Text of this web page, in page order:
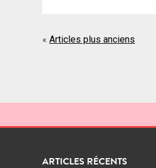
Navigation
Articles plus anciens
ARTICLES RÉCENTS